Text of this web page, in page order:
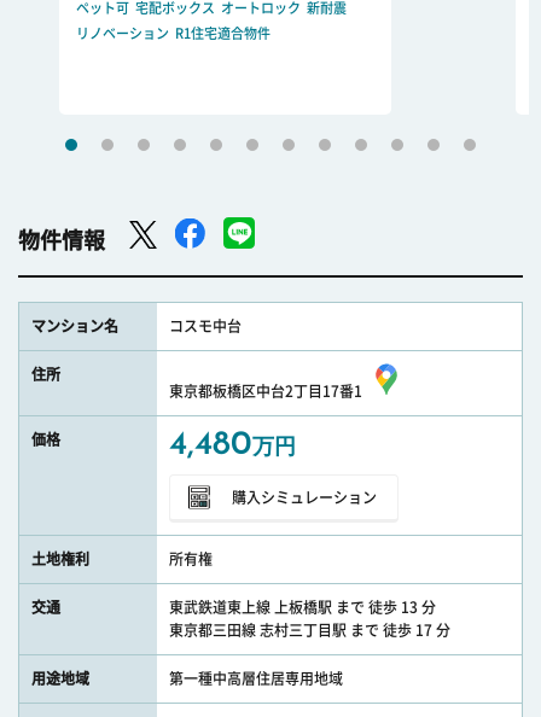
ペット可 宅配ボックス オートロック 新耐震
リノベーション
R1住宅適合物件
物件情報
マンション名 コスモ中台
住所
東京都板橋区中台2丁目17番1
価格 4,480万円
購入シミュレーション
土地権利 所有権
交通
東武鉄道東上線 上板橋駅 まで 徒歩 13 分
東京都三田線 志村三丁目駅 まで 徒歩 17 分
用途地域 第一種中高層住居専用地域